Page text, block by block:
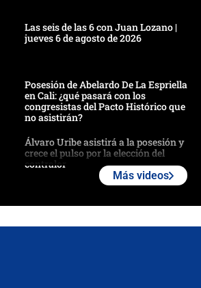
Las seis de las 6 con Juan Lozano |
jueves 6 de agosto de 2026
Posesión de Abelardo De La Espriella
en Cali: ¿qué pasará con los
congresistas del Pacto Histórico que
no asistirán?
Álvaro Uribe asistirá a la posesión y
crece el pulso por la elección del
contralor
Más videos